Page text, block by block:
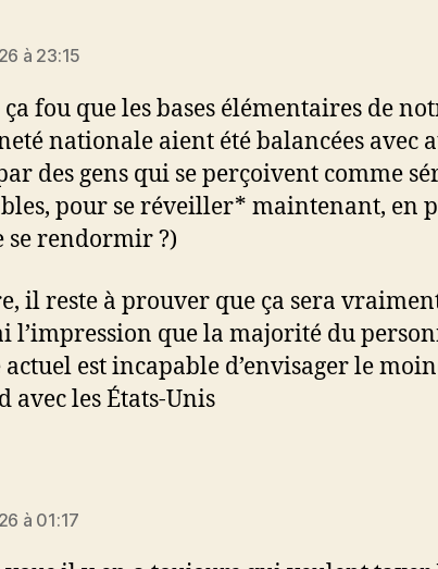
à 23:15
fou que les bases élémentaires de
nationale aient été balancées avec
des gens qui se perçoivent comme
pour se réveiller* maintenant, en
se rendormir ?)
il reste à prouver que ça sera
l’impression que la majorité du
est incapable d’envisager le
avec les États-Unis
à 01:17